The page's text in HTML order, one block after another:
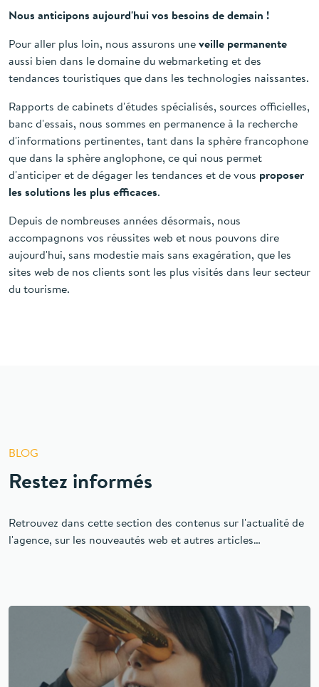
Nous anticipons aujourd'hui vos besoins de demain !
Pour aller plus loin, nous assurons uneveille permanente
aussi bien dans le domaine du webmarketing et des
tendances touristiques que dans les technologies naissantes.
Rapports de cabinets d'études spécialisés, sources officielles,
banc d'essais, nous sommes en permanence à la recherche
d'informations pertinentes, tant dans la sphère francophone
que dans la sphère anglophone, ce qui nous permet
d'anticiper et de dégager les tendances et de vous
les solutions les plus efficaces
Depuis de nombreuses années désormais, nous
accompagnons vos réussites web et nous pouvons dire
aujourd'hui, sans modestie mais sans exagération, que les
sites web de nos clients sont les plus visités dans leur secteur
BLOG
Retrouvez dans cette section des contenus sur l'actualité de